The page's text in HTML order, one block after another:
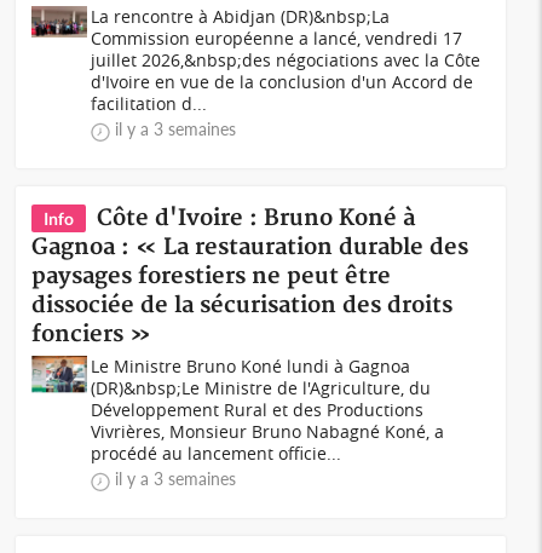
La rencontre à Abidjan (DR)&nbsp;La
Commission européenne a lancé, vendredi 17
juillet 2026,&nbsp;des négociations avec la Côte
d'Ivoire en vue de la conclusion d'un Accord de
facilitation d...
il y a 3 semaines
Info
Côte d'Ivoire : Bruno Koné à
Gagnoa : « La restauration durable des
paysages forestiers ne peut être
dissociée de la sécurisation des droits
fonciers »
Le Ministre Bruno Koné lundi à Gagnoa
(DR)&nbsp;Le Ministre de l'Agriculture, du
Développement Rural et des Productions
Vivrières, Monsieur Bruno Nabagné Koné, a
procédé au lancement officie...
il y a 3 semaines